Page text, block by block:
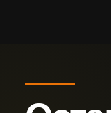
Тел.:+7 (926) 102-
Email: